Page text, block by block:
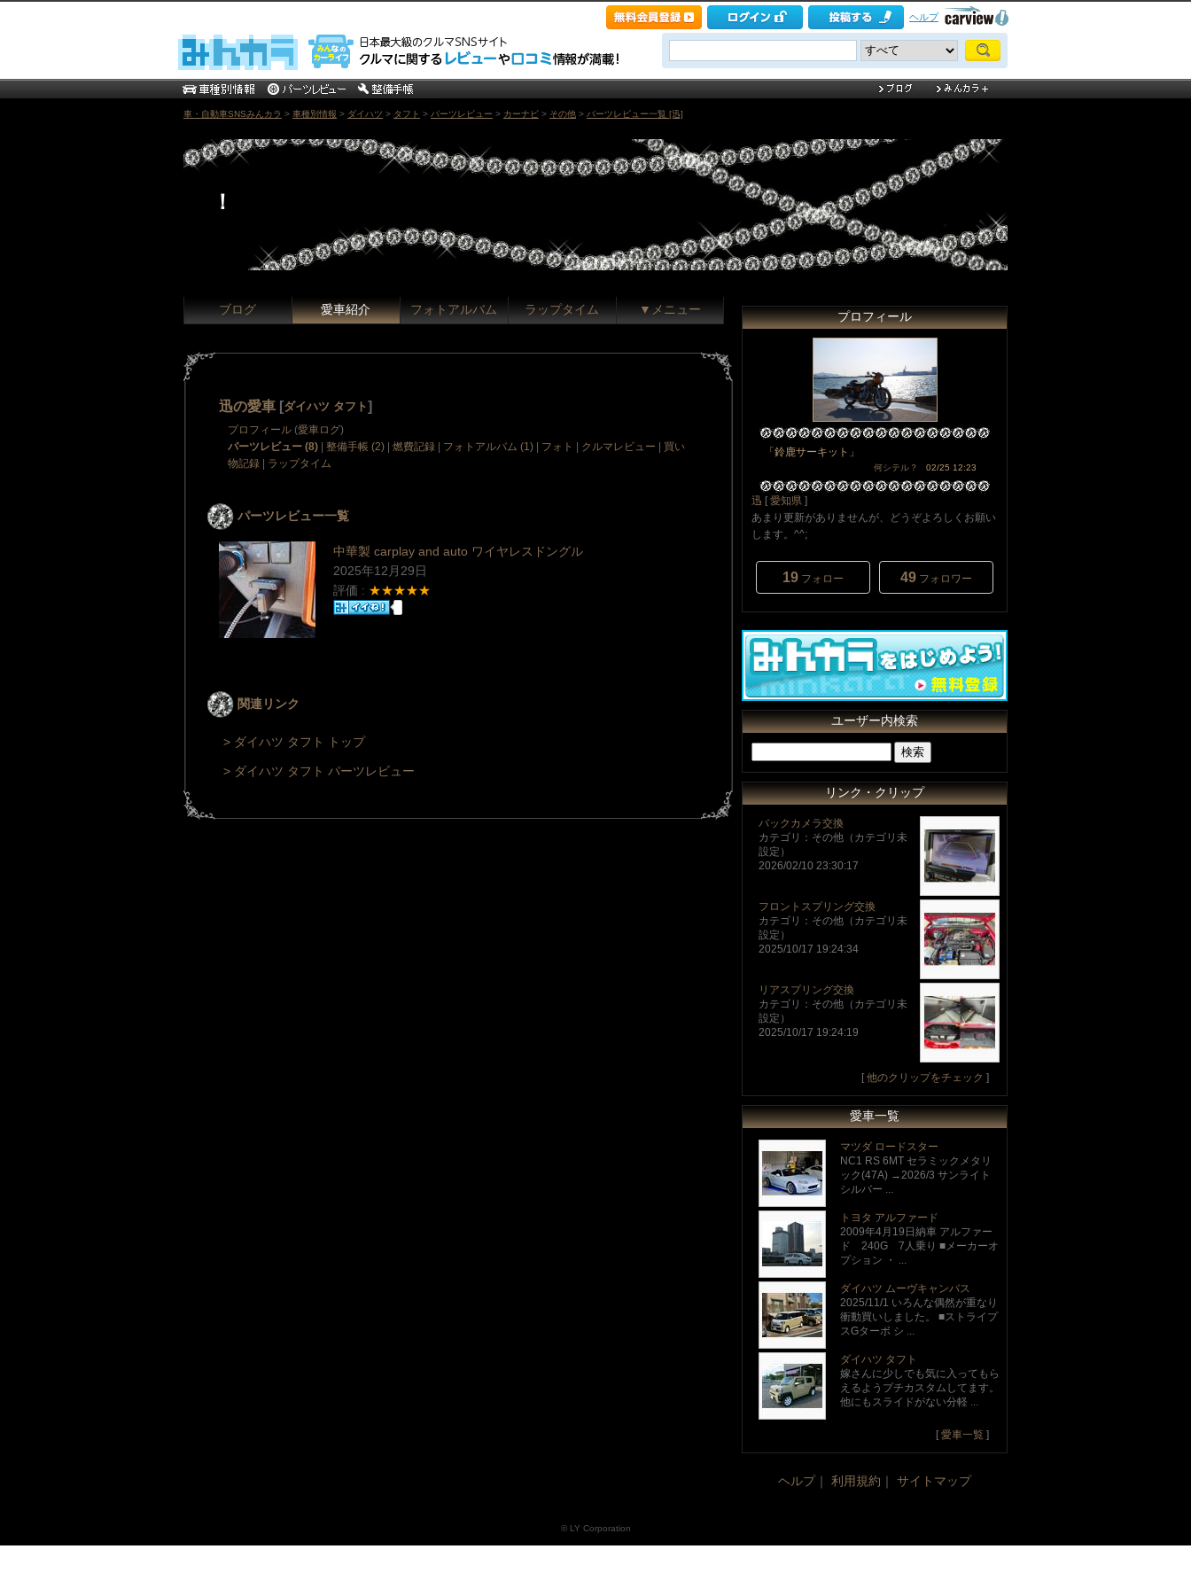
ヘルプ
車・自動車SNSみんカラ > 車種別情報 > ダイハツ > タフト > パーツレビュー > カーナビ > その他 > パーツレビュー一覧 [迅]
！
ブログ 愛車紹介 フォトアルバム ラップタイム ▼メニュー
迅の愛車 [ダイハツ タフト]
プロフィール (愛車ログ)
パーツレビュー (8)
整備手帳 (2) 燃費記録 フォトアルバム (1) フォト クルマレビュー
買い
物記録
ラップタイム
パーツレビュー一覧
中華製 carplay and auto ワイヤレスドングル
2025年12月29日
評価 : ★★★★★
関連リンク
> ダイハツ タフト トップ
> ダイハツ タフト パーツレビュー
プロフィール
「鈴鹿サーキット」
何シテル？ 02/25 12:23
迅 [ 愛知県 ]
あまり更新がありませんが、どうぞよろしくお願い
します。^^;
19 フォロー 49 フォロワー
ユーザー内検索
リンク・クリップ
バックカメラ交換
カテゴリ：その他（カテゴリ未
設定）
2026/02/10 23:30:17
フロントスプリング交換
カテゴリ：その他（カテゴリ未
設定）
2025/10/17 19:24:34
リアスプリング交換
カテゴリ：その他（カテゴリ未
設定）
2025/10/17 19:24:19
[ 他のクリップをチェック ]
愛車一覧
マツダ ロードスター
NC1 RS 6MT セラミックメタリ
ック(47A) →2026/3 サンライト
シルバー ...
トヨタ アルファード
2009年4月19日納車 アルファー
ド 240G 7人乗り ■メーカーオ
プション ・ ...
ダイハツ ムーヴキャンバス
2025/11/1 いろんな偶然が重なり
衝動買いしました。 ■ストライプ
スGターボ シ ...
ダイハツ タフト
嫁さんに少しでも気に入ってもら
えるようプチカスタムしてます。
他にもスライドがない分軽 ...
[ 愛車一覧 ]
ヘルプ｜ 利用規約 ｜ サイトマップ
© LY Corporation